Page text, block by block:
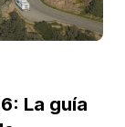
La guía